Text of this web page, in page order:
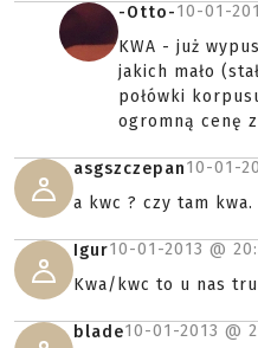
-Otto-10-01-
KWA - już
jakich mało
połówki
ogromną cenę
asgszczepan10-01-
a kwc ? czy tam kwa.
Igur10-01-2013 @
Kwa/kwc to u nas
blade10-01-2013 @